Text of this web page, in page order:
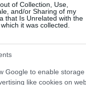
of Collection, Use,
and/or Sharing of my
that Is Unrelated with the
it was collected.
Google to enable storage
like cookies on
hozzáfűzött hozzászólások
A szerkesztőség
a kommenteket nem
személyiségi jogainak